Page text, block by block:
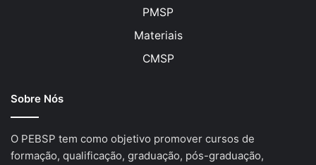
PMSP
Materiais
CMSP
Sobre Nós
O PEBSP tem como objetivo promover cursos de
formação, qualificação, graduação, pós-graduação,